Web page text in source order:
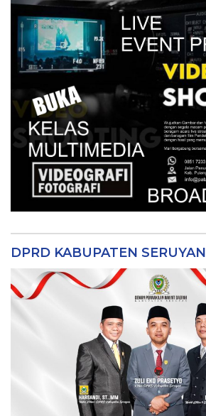
DPRD KABUPATEN SERUYAN